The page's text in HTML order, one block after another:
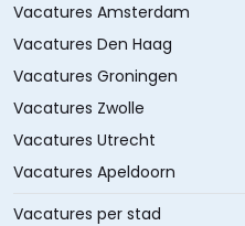
Vacatures Amsterdam
Vacatures Den Haag
Vacatures Groningen
Vacatures Zwolle
Vacatures Utrecht
Vacatures Apeldoorn
Vacatures per stad